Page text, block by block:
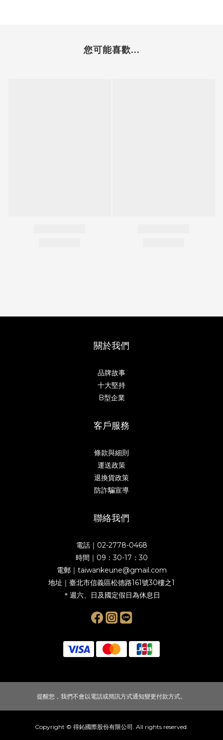
您可能喜歡...
關於我們
品牌故事
十大堅持
B型企業
客戶服務
條款與細則
運送政策
退換貨政策
防詐騙宣導
聯絡我們
電話｜02-2778-0468
時間｜09：30-17：30
電郵｜taiwankeune@gmail.com
地址｜臺北市信義區松德路161號30樓之1
＊週六、日及國定假日為休息日
提醒您，我們不會以電話或簡訊方式通知變更付款方式。
Copyright © 得鈊國際股份有限公司. All rights reserved.